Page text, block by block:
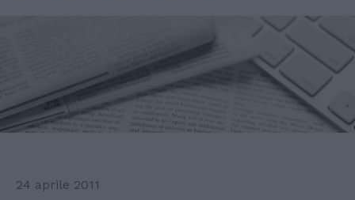
24 aprile 2011